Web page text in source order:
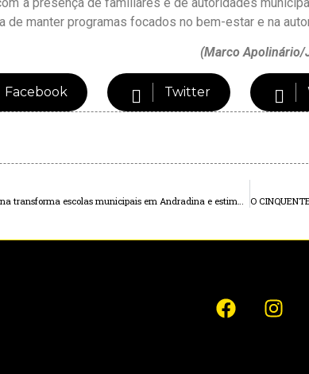
de manter programas focados no bem-estar e na
(Marco Apolinário/
Facebook Twitter
A REVOLUÇÃO DAS CORES: Arte urbana transforma escolas municipais em Andradina e estimula o aprendizado através do lúdico